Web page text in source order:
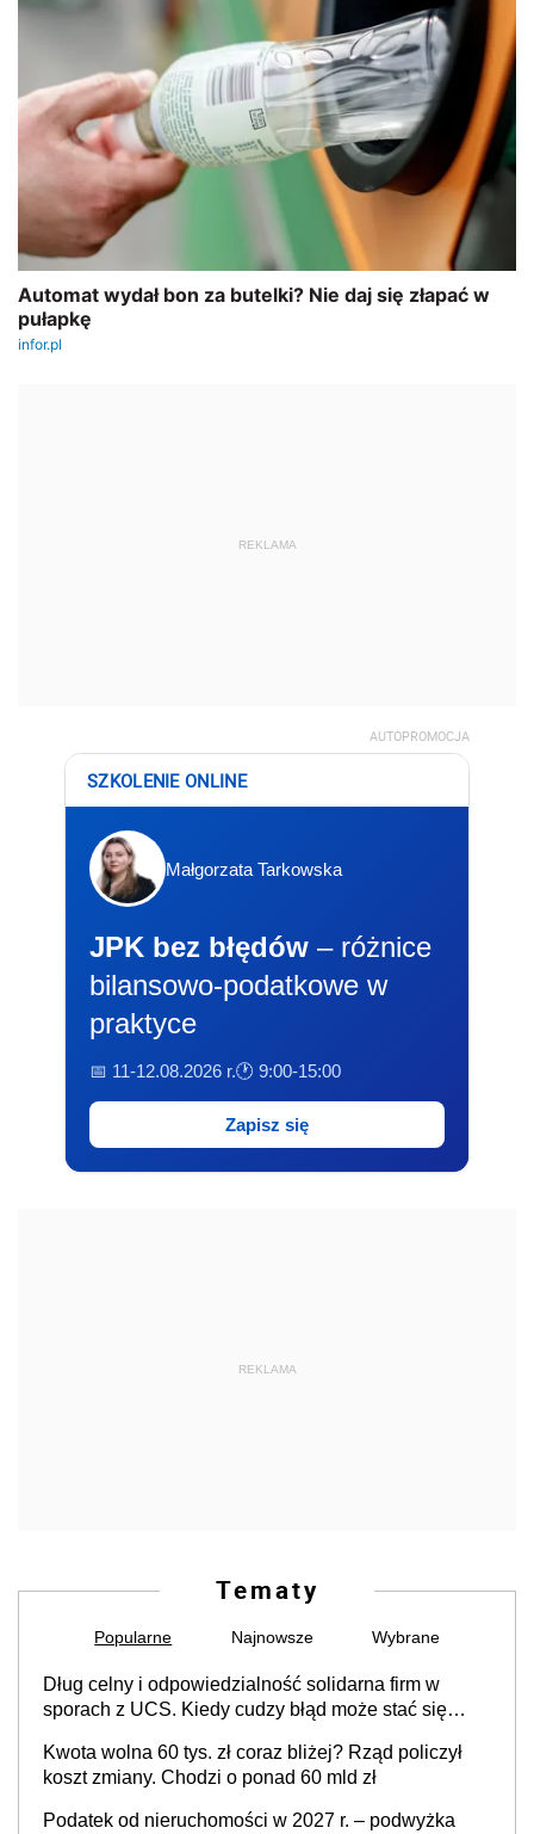
REKLAMA
AUTOPROMOCJA
SZKOLENIE ONLINE
Małgorzata Tarkowska
JPK bez błędów – różnice
bilansowo-podatkowe w
praktyce
📅 11-12.08.2026 r.🕐 9:00-15:00
Zapisz się
REKLAMA
Tematy
Popularne Najnowsze Wybrane
Dług celny i odpowiedzialność solidarna firm w
sporach z UCS. Kiedy cudzy błąd może stać się
Kwota wolna 60 tys. zł coraz bliżej? Rząd policzył
koszt zmiany. Chodzi o ponad 60 mld zł
Podatek od nieruchomości w 2027 r. – podwyżka